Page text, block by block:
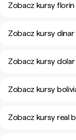
Zobacz kursy
Zobacz kursy
Zobacz kursy
Zobacz kursy
Zobacz kursy real